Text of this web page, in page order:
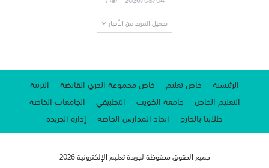
تحميل المزيد من الأخبار
الرئيسية خاص تعليم خاص مجموعة الجري القابضة
التربية
التعليم الخاص
جامعة الكويت التطبيقي
الجامعات الخاصة
طلابنا بالخارج
اتحاد المدارس الخاصة إدارة الجريدة
جميع الحقوق محفوظة لجريدة تعليم الإلكترونية 2026